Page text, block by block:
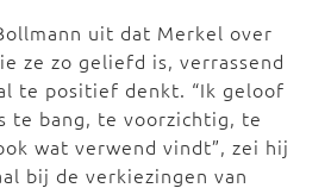
uit dat Merkel over
ze zo geliefd is, verrassend
te positief denkt. “Ik geloof
te bang, te voorzichtig, te
wat verwend vindt”, zei hij
bij de verkiezingen van